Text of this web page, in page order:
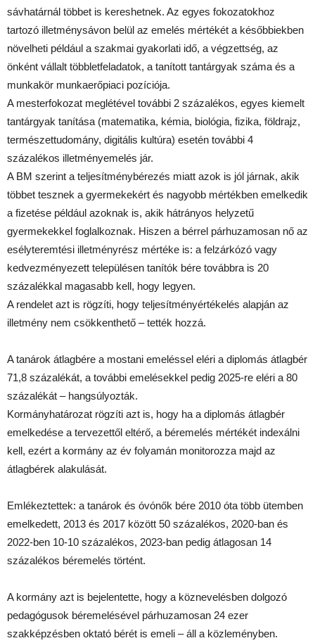
sávhatárnál többet is kereshetnek. Az egyes fokozatokhoz
tartozó illetménysávon belül az emelés mértékét a későbbiekben
növelheti például a szakmai gyakorlati idő, a végzettség, az
önként vállalt többletfeladatok, a tanított tantárgyak száma és a
munkakör munkaerőpiaci pozíciója.
A mesterfokozat meglétével további 2 százalékos, egyes kiemelt
tantárgyak tanítása (matematika, kémia, biológia, fizika, földrajz,
természettudomány, digitális kultúra) esetén további 4
százalékos illetményemelés jár.
A BM szerint a teljesítménybérezés miatt azok is jól járnak, akik
többet tesznek a gyermekekért és nagyobb mértékben emelkedik
a fizetése például azoknak is, akik hátrányos helyzetű
gyermekekkel foglalkoznak. Hiszen a bérrel párhuzamosan nő az
esélyteremtési illetményrész mértéke is: a felzárkózó vagy
kedvezményezett településen tanítók bére továbbra is 20
százalékkal magasabb kell, hogy legyen.
A rendelet azt is rögzíti, hogy teljesítményértékelés alapján az
illetmény nem csökkenthető – tették hozzá.
A tanárok átlagbére a mostani emeléssel eléri a diplomás átlagbér
71,8 százalékát, a további emelésekkel pedig 2025-re eléri a 80
százalékát – hangsúlyozták.
Kormányhatározat rögzíti azt is, hogy ha a diplomás átlagbér
emelkedése a tervezettől eltérő, a béremelés mértékét indexálni
kell, ezért a kormány az év folyamán monitorozza majd az
átlagbérek alakulását.
Emlékeztettek: a tanárok és óvónők bére 2010 óta több ütemben
emelkedett, 2013 és 2017 között 50 százalékos, 2020-ban és
2022-ben 10-10 százalékos, 2023-ban pedig átlagosan 14
százalékos béremelés történt.
A kormány azt is bejelentette, hogy a köznevelésben dolgozó
pedagógusok béremelésével párhuzamosan 24 ezer
szakképzésben oktató bérét is emeli – áll a közleményben.